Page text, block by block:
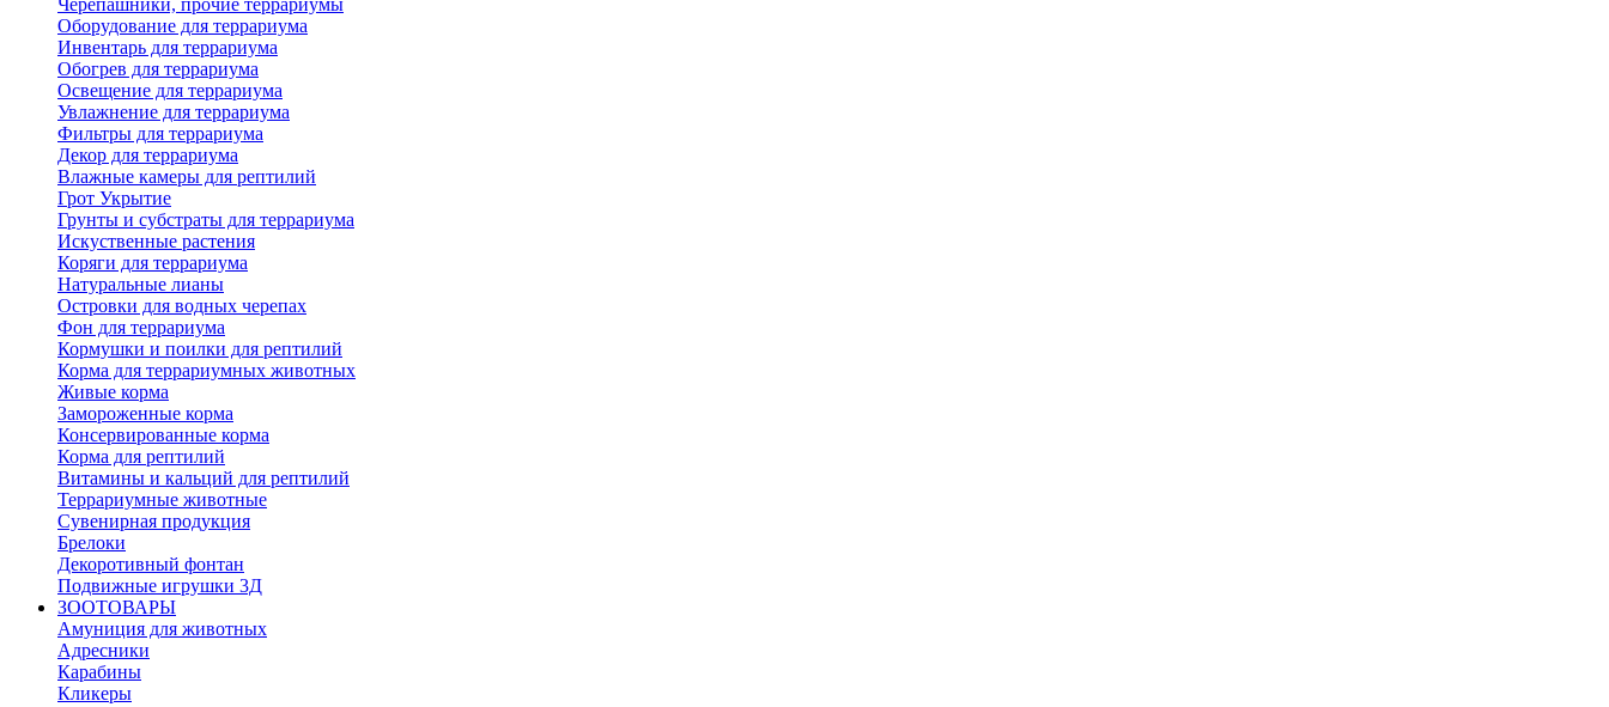
Черепашники, прочие террариумы
Оборудование для террариума
Инвентарь для террариума
Обогрев для террариума
Освещение для террариума
Увлажнение для террариума
Фильтры для террариума
Декор для террариума
Влажные камеры для рептилий
Грот Укрытие
Грунты и субстраты для террариума
Искуственные растения
Коряги для террариума
Натуральные лианы
Островки для водных черепах
Фон для террариума
Кормушки и поилки для рептилий
Корма для террариумных животных
Живые корма
Замороженные корма
Консервированные корма
Корма для рептилий
Витамины и кальций для рептилий
Террариумные животные
Сувенирная продукция
Брелоки
Декоротивный фонтан
Подвижные игрушки 3Д
ЗООТОВАРЫ
Амуниция для животных
Адресники
Карабины
Кликеры